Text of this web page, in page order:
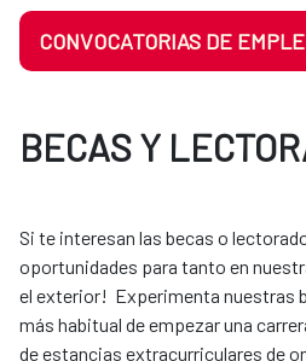
CONVOCATORIAS DE
BECAS Y
Si te interesan las becas o
oportunidades para tanto en
el exterior! Experimenta nuestras
más habitual de empezar una
de estancias extracurriculares de